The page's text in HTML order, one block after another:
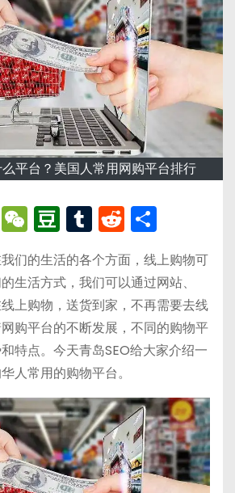
平台？美国人常用网购平台排行
W
e
C
h
a
t
D
o
u
b
a
n
T
u
m
bl
r
R
e
d
di
t
享
们的生活的各个方面，线上购物可
生活方式，我们可以通过网站、
上购物，送货到家，不再需要去线
购平台的不断发展，不同的购物平
特点。今天青岛SEO给大家介绍一
人常用的购物平台。